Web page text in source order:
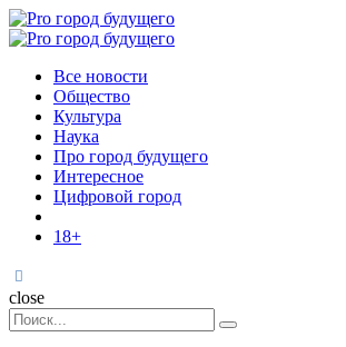
Menu
Поиск
Menu
Pro
Все новости
Общество
Культура
Наука
Про город будущего
Интересное
Цифровой город
18+
Поиск
close
Search
for:
Поиск